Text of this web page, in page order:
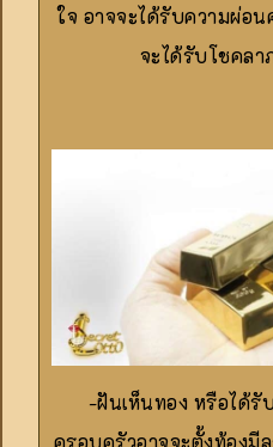
ใจ อาจจะได้รับความผ่อ
จะได้รับโชคล
-ฝันเห็นทอง หรือได้รั
ครอบครัวอาจจะตั้งท้อง